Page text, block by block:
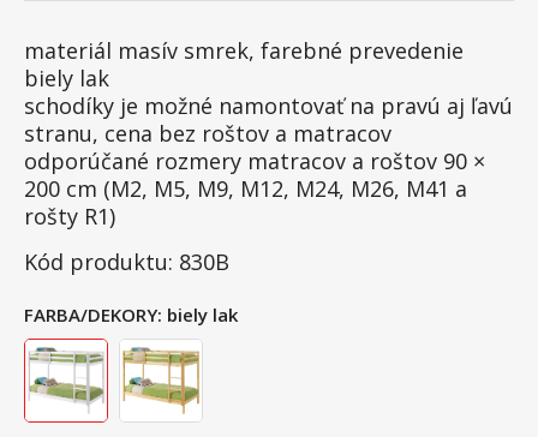
materiál masív smrek, farebné prevedenie
biely lak
schodíky je možné namontovať na pravú aj ľavú
stranu, cena bez roštov a matracov
odporúčané rozmery matracov a roštov 90 ×
200 cm (M2, M5, M9, M12, M24, M26, M41 a
rošty R1)
Kód produktu: 830B
FARBA/DEKORY: biely lak